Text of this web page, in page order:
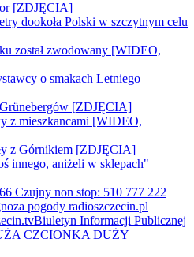
[ZDJĘCIA]
dookoła Polski w szczytnym celu
został zwodowany [WIDEO,
o smakach Letniego
[ZDJĘCIA]
z mieszkancami [WIDEO,
z Górnikiem [ZDJĘCIA]
innego, aniżeli w sklepach"
Czujny non stop: 510 777 222
pogody radioszczecin.pl
Biuletyn Informacji Publicznej
CZCIONKA DUŻY